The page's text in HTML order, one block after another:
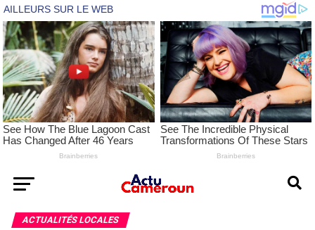
ACTUALITÉS LOCALES